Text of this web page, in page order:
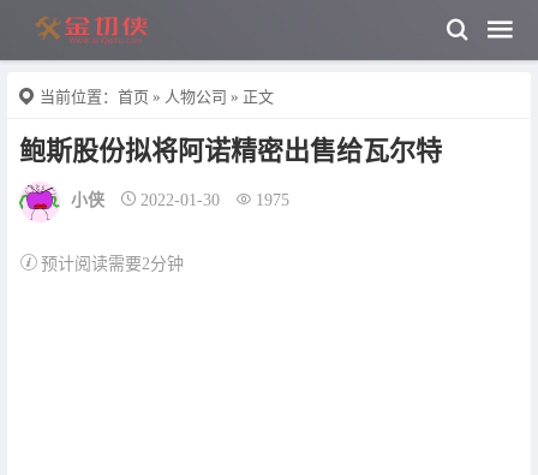
当前位置： 首页 » 人物公司 » 正文
鲍斯股份拟将阿诺精密出售给瓦尔特
小侠 2022-01-30 1975
预计阅读需要2分钟